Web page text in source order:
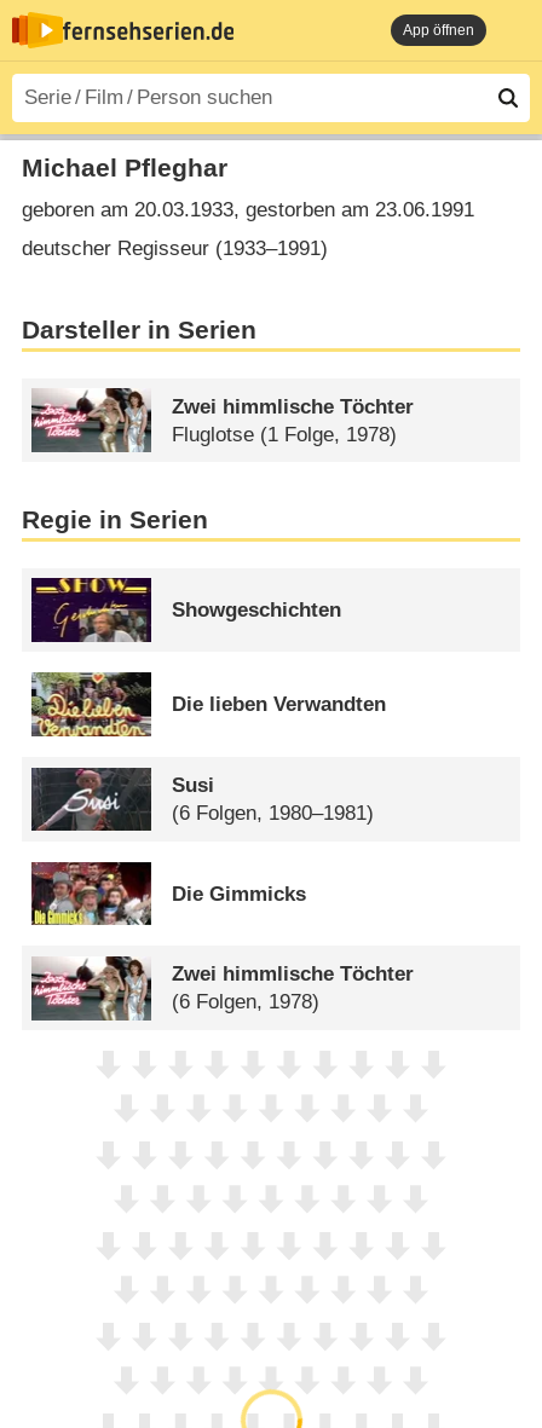
App öffnen
Michael Pfleghar
geboren am 20.03.1933, gestorben am 23.06.1991
deutscher Regisseur (1933⁠–⁠1991)
Darsteller in Serien
Zwei himmlische Töchter
Fluglotse (1 Folge, 1978)
Regie in Serien
Showgeschichten
Die lieben Verwandten
Susi
(6 Folgen, 1980–1981)
Die Gimmicks
Zwei himmlische Töchter
(6 Folgen, 1978)